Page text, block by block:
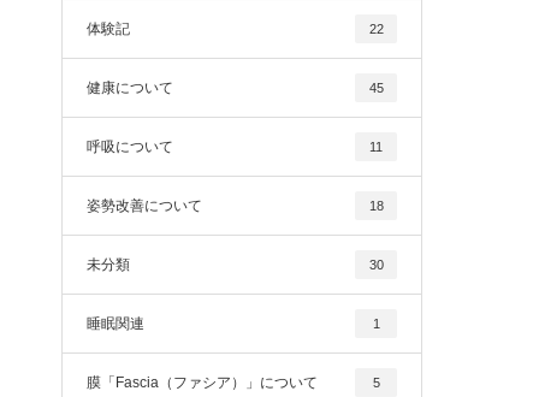
体験記 22
健康について 45
呼吸について 11
姿勢改善について 18
未分類 30
睡眠関連 1
膜「Fascia（ファシア）」について 5